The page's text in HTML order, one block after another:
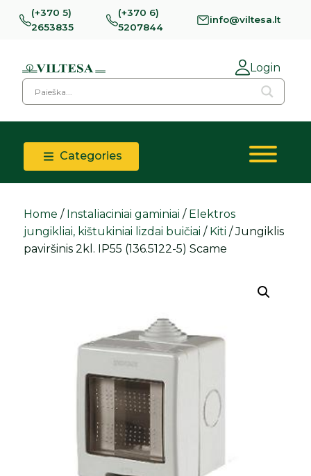
(+370 5)
2653835
(+370 6)
5207844
info@viltesa.lt
Login
Categories
Home / Instaliaciniai gaminiai / Elektros
jungikliai, kištukiniai lizdai buičiai / Kiti / Jungiklis
paviršinis 2kl. IP55 (136.5122-5) Scame